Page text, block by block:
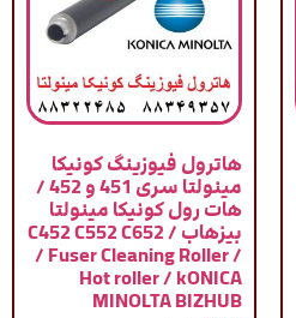
هاترول فیوزینگ کونیکا
مینولتا سری 451 و 452 /
هات رول کونیکا مینولتا
بیزهاب / C452 C552 C652
/ Fuser Cleaning Roller /
Hot roller / kONICA
MINOLTA BIZHUB